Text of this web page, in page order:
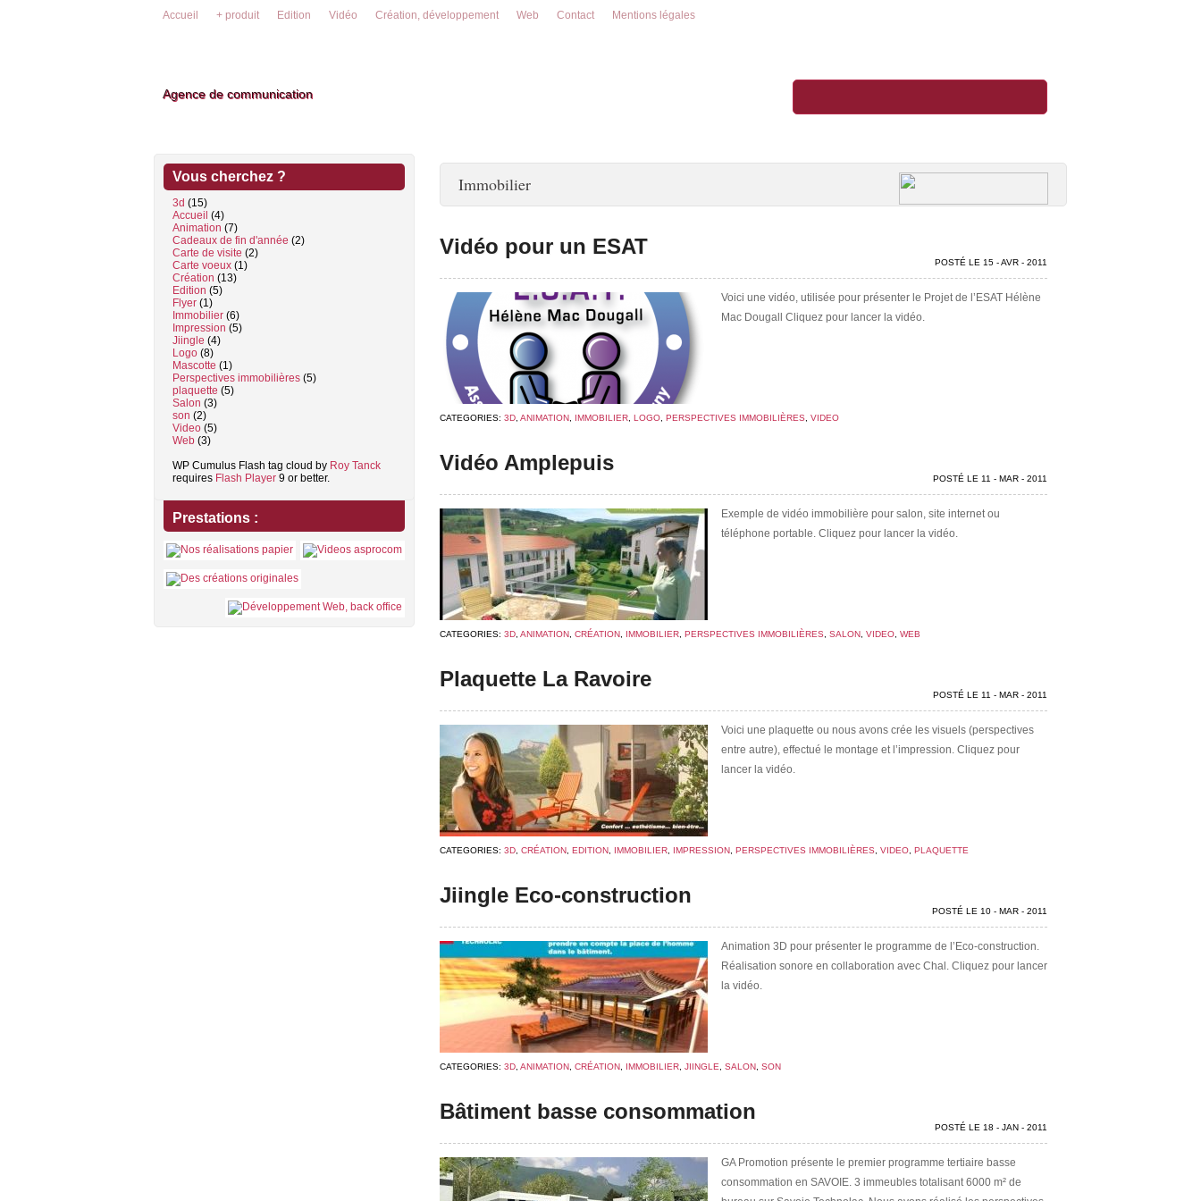
Accueil + produit Edition Vidéo Création, développement Web Contact Mentions légales
Agence de communication
Immobilier
Vidéo pour un ESAT
POSTÉ LE 15 - AVR - 2011
Voici une vidéo, utilisée pour présenter le Projet de l’ESAT Hélène
Mac Dougall Cliquez pour lancer la vidéo.
CATEGORIES: 3D ANIMATION IMMOBILIER LOGO PERSPECTIVES IMMOBILIÈRES VIDEO
Vidéo Amplepuis
POSTÉ LE 11 - MAR - 2011
Exemple de vidéo immobilière pour salon, site internet ou
téléphone portable. Cliquez pour lancer la vidéo.
CATEGORIES: 3D ANIMATION CRÉATION IMMOBILIER PERSPECTIVES IMMOBILIÈRES SALON VIDEO WEB
Plaquette La Ravoire
POSTÉ LE 11 - MAR - 2011
Voici une plaquette ou nous avons crée les visuels (perspectives
entre autre), effectué le montage et l’impression. Cliquez pour
lancer la vidéo.
CATEGORIES: 3D CRÉATION EDITION IMMOBILIER IMPRESSION PERSPECTIVES IMMOBILIÈRES VIDEO PLAQUETTE
Jiingle Eco-construction
POSTÉ LE 10 - MAR - 2011
Animation 3D pour présenter le programme de l’Eco-construction.
Réalisation sonore en collaboration avec Chal. Cliquez pour lancer
la vidéo.
CATEGORIES: 3D ANIMATION CRÉATION IMMOBILIER JIINGLE SALON SON
Bâtiment basse consommation
POSTÉ LE 18 - JAN - 2011
GA Promotion présente le premier programme tertiaire basse
consommation en SAVOIE. 3 immeubles totalisant 6000 m² de
Vous cherchez ?
3d (15)
Accueil (4)
Animation (7)
Cadeaux de fin d'année (2)
Carte de visite (2)
Carte voeux (1)
Création (13)
Edition (5)
Flyer (1)
Immobilier (6)
Impression (5)
Jiingle (4)
Logo (8)
Mascotte (1)
Perspectives immobilières (5)
plaquette (5)
Salon (3)
son (2)
Video (5)
Web (3)
WP Cumulus Flash tag cloud by Roy Tanck
requires Flash Player 9 or better.
Prestations :